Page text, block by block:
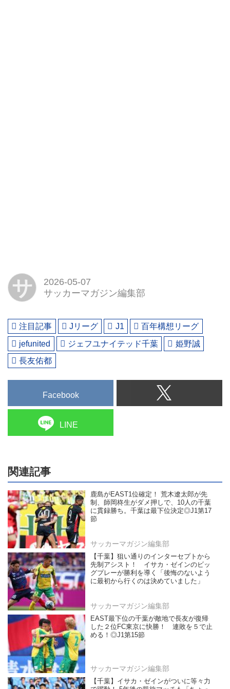
サ
2026-05-07
サッカーマガジン編集部
注目記事 Jリーグ J1
百年構想リーグ
jefunited
ジェフユナイテッド千葉
姫野誠
長友佑都
Facebook
LINE
関連記事
鹿島がEAST1位確定！ 荒木遼太郎が先
制、師岡柊生がダメ押しで、10人の千葉
に貫録勝ち。千葉は最下位決定◎J1第17
節
サッカーマガジン編集部
【千葉】狙い通りのインターセプトから
先制アシスト！ イサカ・ゼインのビッ
グプレーが勝利を導く「後悔のないよう
に最初から行くのは決めていました」
サッカーマガジン編集部
EAST最下位の千葉が敵地で長友が復帰
した２位FC東京に快勝！ 連敗を５で止
める！◎J1第15節
サッカーマガジン編集部
【千葉】イサカ・ゼインがついに等々力